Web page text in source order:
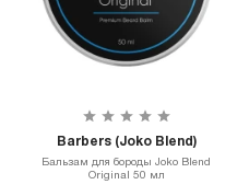
Barbers (Joko Blend)
Бальзам для бороды Joko Blend
Original 50 мл